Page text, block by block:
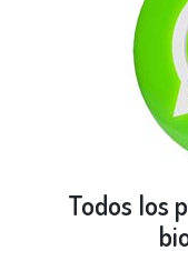
Todos los